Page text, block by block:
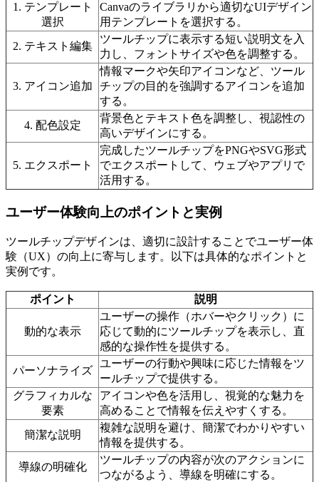
1. テンプレート
選択
Canvaのライブラリから適切なUIデザイン
用テンプレートを選択する。
2. テキスト編集
ツールチップに表示する短い説明文を入
力し、フォントサイズや色を調整する。
3. アイコン追加
情報マークや矢印アイコンなど、ツール
チップの目的を強調するアイコンを追加
する。
4. 配色設定
背景色とテキスト色を調整し、視認性の
高いデザインにする。
5. エクスポート
完成したツールチップをPNGやSVG形式
でエクスポートして、ウェブやアプリで
活用する。
ユーザー体験向上のポイントと実例
ツールチップデザインは、適切に設計することでユーザー体
験（UX）の向上に寄与します。以下は具体的なポイントと
実例です。
ポイント 説明
動的な表示
ユーザーの操作（ホバーやクリック）に
応じて動的にツールチップを表示し、直
感的な操作性を提供する。
パーソナライズ
ユーザーの行動や興味に応じた情報をツ
ールチップで提供する。
グラフィカルな
要素
アイコンや色を活用し、視覚的な魅力を
高めることで情報を伝えやすくする。
簡潔な説明
複雑な説明を避け、簡潔でわかりやすい
情報を提供する。
導線の明確化
ツールチップの内容が次のアクションに
つながるよう、導線を明確にする。